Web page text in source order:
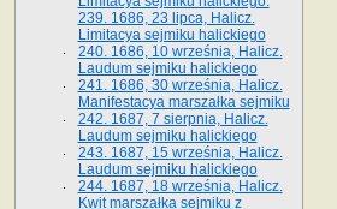
239. 1686, 23 lipca, Halicz.
Limitacya sejmiku halickiego
240. 1686, 10 września, Halicz.
Laudum sejmiku halickiego
241. 1686, 30 września, Halicz.
Manifestacya marszałka sejmiku
242. 1687, 7 sierpnia, Halicz.
Laudum sejmiku halickiego
243. 1687, 15 września, Halicz.
Laudum sejmiku halickiego
244. 1687, 18 września, Halicz.
Kwit marszałka sejmiku z